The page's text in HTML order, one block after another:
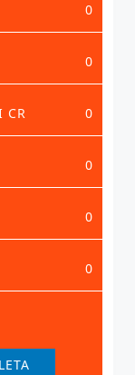
0
0
CR 0
0
0
0